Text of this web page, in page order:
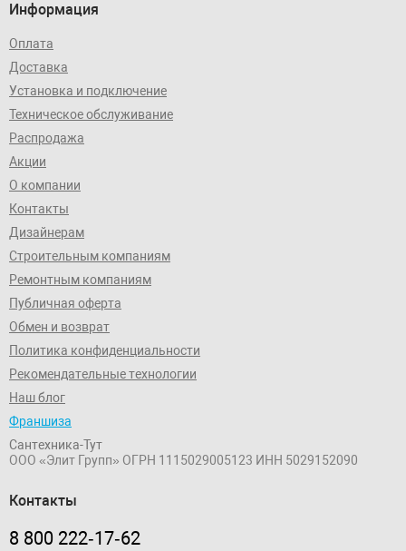
Информация
Оплата
Доставка
Установка и подключение
Техническое обслуживание
Распродажа
Акции
О компании
Контакты
Дизайнерам
Строительным компаниям
Ремонтным компаниям
Публичная оферта
Обмен и возврат
Политика конфиденциальности
Рекомендательные технологии
Наш блог
Франшиза
Сантехника-Тут
ООО «Элит Групп» ОГРН 1115029005123 ИНН 5029152090
Контакты
8 800 222‑17‑62